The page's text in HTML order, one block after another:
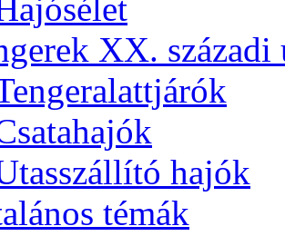
XX. századi
hajók
témák